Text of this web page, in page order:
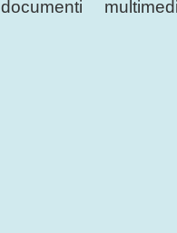
documenti